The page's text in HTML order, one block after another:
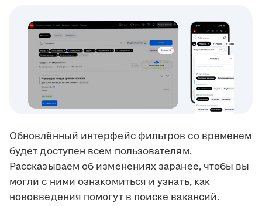
Обновлённый интерфейс фильтров со временем
будет доступен всем пользователям.
Рассказываем об изменениях заранее, чтобы вы
могли с ними ознакомиться и узнать, как
нововведения помогут в поиске вакансий.